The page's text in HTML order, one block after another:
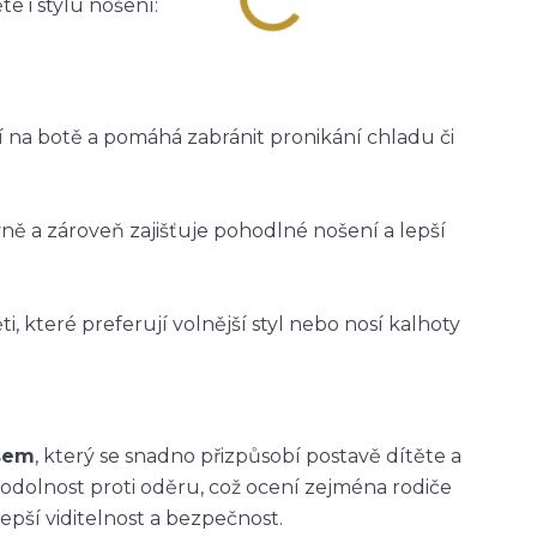
i stylu nošení:
botě a pomáhá zabránit pronikání chladu či
a zároveň zajišťuje pohodlné nošení a lepší
které preferují volnější styl nebo nosí kalhoty
, který se snadno přizpůsobí postavě dítěte a
proti oděru, což ocení zejména rodiče
viditelnost a bezpečnost.